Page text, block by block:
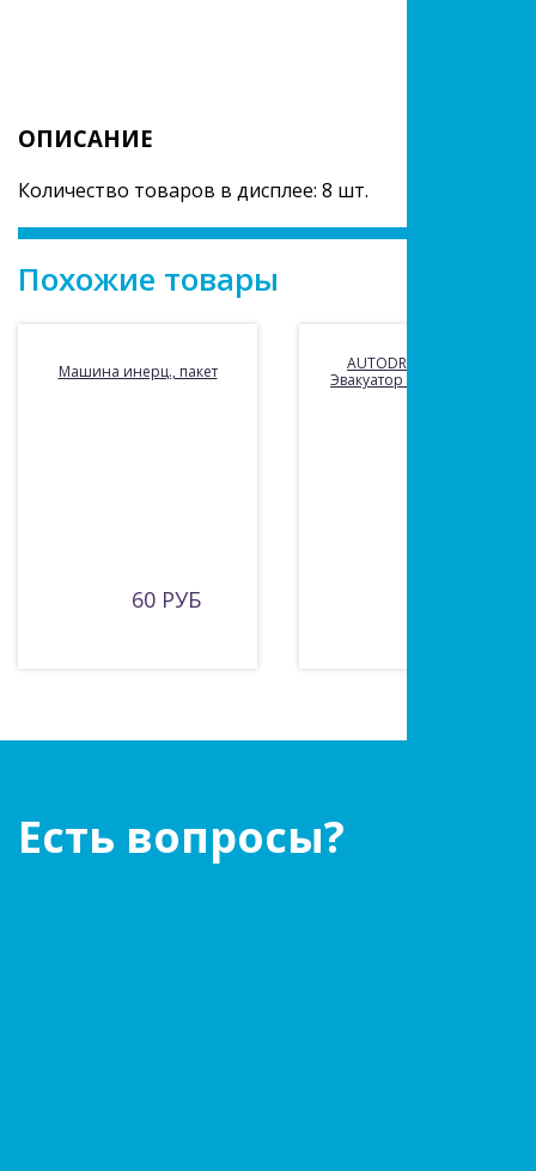
ОПИСАНИЕ
Количество товаров в дисплее: 8 шт.
Похожие товары
Машина инерц., пакет
60 РУБ
AUTODRIVE Машина
Эвакуатор инерционная
Есть вопросы?